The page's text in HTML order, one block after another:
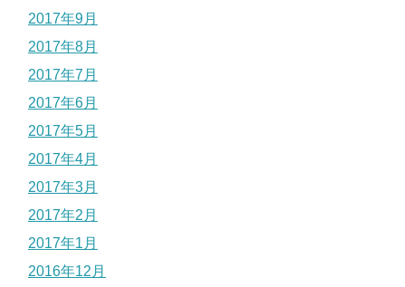
2017年9月
2017年8月
2017年7月
2017年6月
2017年5月
2017年4月
2017年3月
2017年2月
2017年1月
2016年12月